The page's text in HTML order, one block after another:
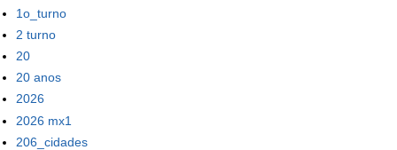
1o_turno
2 turno
20
20 anos
2026
2026 mx1
206_cidades